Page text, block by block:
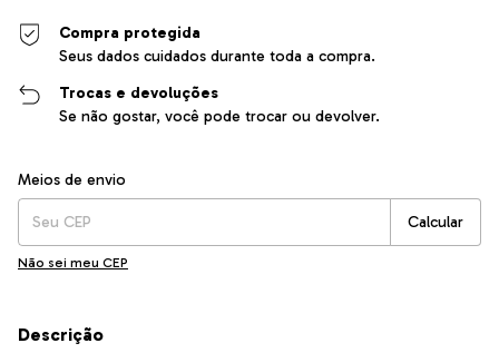
Compra protegida
Seus dados cuidados durante toda a compra.
Trocas e devoluções
Se não gostar, você pode trocar ou devolver.
Entregas para o CEP:
Meios de envio
Calcular
Não sei meu CEP
Descrição